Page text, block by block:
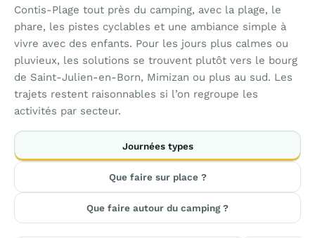
Contis-Plage tout près du camping, avec la plage, le
phare, les pistes cyclables et une ambiance simple à
vivre avec des enfants. Pour les jours plus calmes ou
pluvieux, les solutions se trouvent plutôt vers le bourg
de Saint-Julien-en-Born, Mimizan ou plus au sud. Les
trajets restent raisonnables si l’on regroupe les
activités par secteur.
Journées types
Que faire sur place ?
Que faire autour du camping ?